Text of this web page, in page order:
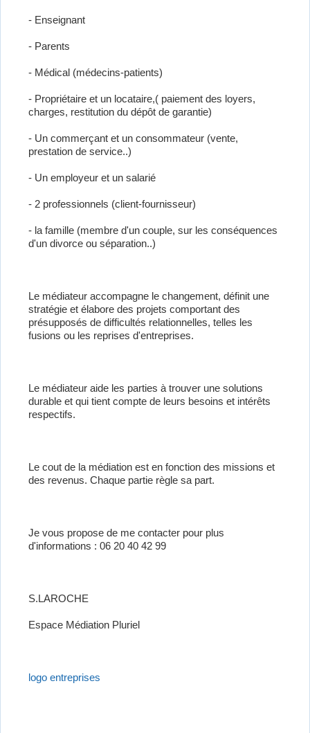
- Enseignant
- Parents
- Médical (médecins-patients)
- Propriétaire et un locataire,( paiement des loyers,
charges, restitution du dépôt de garantie)
- Un commerçant et un consommateur (vente,
prestation de service..)
- Un employeur et un salarié
- 2 professionnels (client-fournisseur)
- la famille (membre d'un couple, sur les conséquences
d'un divorce ou séparation..)
Le médiateur accompagne le changement, définit une
stratégie et élabore des projets comportant des
présupposés de difficultés relationnelles, telles les
fusions ou les reprises d'entreprises.
Le médiateur aide les parties à trouver une solutions
durable et qui tient compte de leurs besoins et intérêts
respectifs.
Le cout de la médiation est en fonction des missions et
des revenus. Chaque partie règle sa part.
Je vous propose de me contacter pour plus
d'informations : 06 20 40 42 99
S.LAROCHE
Espace Médiation Pluriel
logo entreprises